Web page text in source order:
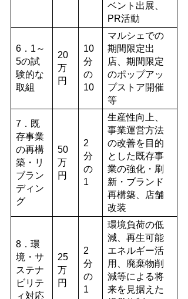
ベント出展、
PR活動
6．1～
5の試
験的な
取組
20
万
円
10
分
の
10
マルシェでの
期間限定出
店、期間限定
のポップアッ
プストア開催
等
7．既
存事業
の再構
築・リ
ブラン
ディン
グ
50
万
円
2
分
の
1
生産性向上、
事業運営方法
の改善を目的
とした既存事
業の強化・刷
新・ブランド
再構築、店舗
改装
8．環
境・サ
ステナ
ビリテ
ィ対応
25
万
円
2
分
の
1
環境負荷の低
減、再生可能
エネルギー活
用、廃棄物削
減等による将
来を見据えた